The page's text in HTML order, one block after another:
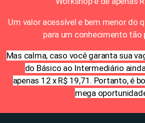
Um valor acessível e bem menor do
para um conhecimento tão
Mas calma, caso você garanta sua
do Básico ao Intermediário
apenas 12 x R$ 19,71. Portanto, é
mega